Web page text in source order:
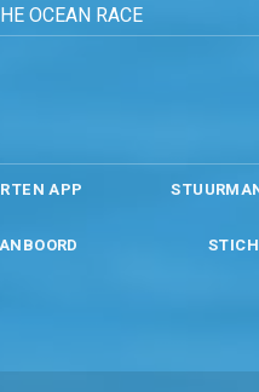
OCEAN RACE
APP